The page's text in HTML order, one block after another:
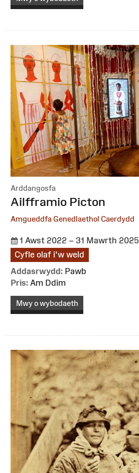
Arddangosfa
:Ailfframio Picton
Amgueddfa Genedlaethol Caerdydd
1 Awst 2022 – 31 Mawrth 2025
Cyfle olaf i'w weld
Addasrwydd: Pawb
Pris: Am Ddim
Mwy o wybodaeth